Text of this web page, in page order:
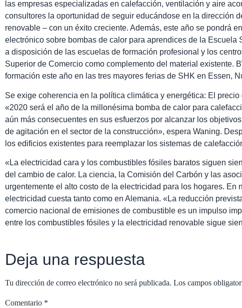
las empresas especializadas en calefacción, ventilación y aire
consultores la oportunidad de seguir educándose en la dirección
renovable – con un éxito creciente. Además, este año se pondrá
electrónico sobre bombas de calor para aprendices de la Escuela
a disposición de las escuelas de formación profesional y los
Superior de Comercio como complemento del material existente.
formación este año en las tres mayores ferias de SHK en Essen,
Se exige coherencia en la política climática y energética: El
«2020 será el año de la millonésima bomba de calor para
aún más consecuentes en sus esfuerzos por alcanzar los
de agitación en el sector de la construcción», espera Waning.
los edificios existentes para reemplazar los sistemas de
«La electricidad cara y los combustibles fósiles baratos siguen
del cambio de calor. La ciencia, la Comisión del Carbón y las
urgentemente el alto costo de la electricidad para los hogares. En
electricidad cuesta tanto como en Alemania. «La reducción
comercio nacional de emisiones de combustible es un impulso
entre los combustibles fósiles y la electricidad renovable sigue
Deja una respuesta
Tu dirección de correo electrónico no será publicada. Los campos
Comentario *